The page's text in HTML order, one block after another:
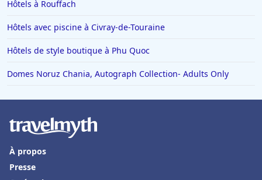
Hôtels à Rouffach
Hôtels avec piscine à Civray-de-Touraine
Hôtels de style boutique à Phu Quoc
Domes Noruz Chania, Autograph Collection- Adults Only
À propos
Presse